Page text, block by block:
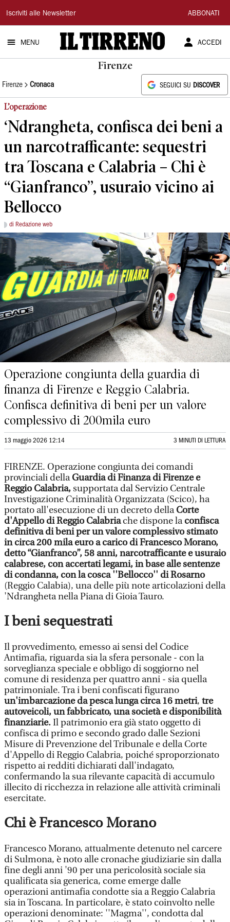
Il
Tirreno
Iscriviti alle Newsletter ABBONATI
MENU ACCEDI
Firenze
Firenze Cronaca SEGUICI SU DISCOVER
L’operazione
‘Ndrangheta, confisca dei beni a
un narcotrafficante: sequestri
tra Toscana e Calabria – Chi è
“Gianfranco”, usuraio vicino ai
Bellocco
di Redazione web
Operazione congiunta della guardia di
finanza di Firenze e Reggio Calabria.
Confisca definitiva di beni per un valore
complessivo di 200mila euro
13 maggio 2026 12:14 3 MINUTI DI LETTURA
FIRENZE. Operazione congiunta dei comandi
provinciali dellaGuardia di Finanza di Firenze e
Reggio Calabria,supportata dal Servizio Centrale
Investigazione Criminalità Organizzata (Scico), ha
portato all'esecuzione di un decreto dellaCorte
d'Appello di Reggio Calabriache dispone laconfisca
definitiva di beni per un valore complessivo stimato
in circa 200 mila euro a carico di Francesco Morano,
detto “Gianfranco”, 58 anni, narcotrafficante e usuraio
calabrese, con accertati legami, in base alle sentenze
di condanna, con la cosca ''Bellocco'' di Rosarno
(Reggio Calabia), una delle più note articolazioni della
'Ndrangheta nella Piana di Gioia Tauro.
I beni sequestrati
Il provvedimento, emesso ai sensi del Codice
Antimafia, riguarda sia la sfera personale - con la
sorveglianza speciale e obbligo di soggiorno nel
comune di residenza per quattro anni - sia quella
patrimoniale. Tra i beni confiscati figurano
un'imbarcazione da pesca lunga circa 16 metri, tre
autoveicoli, un fabbricato, una società e disponibilità
finanziarie.Il patrimonio era già stato oggetto di
confisca di primo e secondo grado dalle Sezioni
Misure di Prevenzione del Tribunale e della Corte
d'Appello di Reggio Calabria, poiché sproporzionato
rispetto ai redditi dichiarati dall'indagato,
confermando la sua rilevante capacità di accumulo
illecito di ricchezza in relazione alle attività criminali
esercitate.
Chi è Francesco Morano
Francesco Morano, attualmente detenuto nel carcere
di Sulmona, è noto alle cronache giudiziarie sin dalla
fine degli anni '90 per una pericolosità sociale sia
qualificata sia generica, come emerge dalle
operazioni antimafia condotte sia a Reggio Calabria
sia in Toscana. In particolare, è stato coinvolto nelle
operazioni denominate: ''Magma'', condotta dal